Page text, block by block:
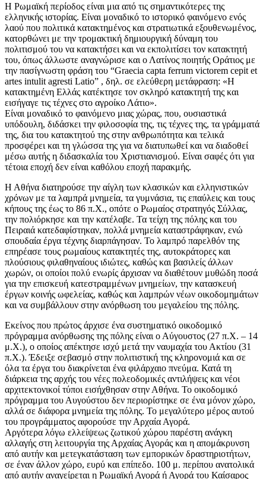
Η Ρωμαϊκή περίοδος είναι μια από τις σημαντικότερες της
ελληνικής ιστορίας. Είναι μοναδικό το ιστορικό φαινόμενο ενός
λαού που πολιτικά κατακτημένος και στρατιωτικά εξουθενωμένος,
κατορθώνει με την τρομακτική δημιουργική δύναμη του
πολιτισμού του να κατακτήσει και να εκπολιτίσει τον κατακτητή
του, όπως άλλωστε αναγνώρισε και ο Λατίνος ποιητής Οράτιος με
την πασίγνωστη φράση του “Graecia capta ferrum victorem cepit et
artes intulit agresti Latio” , δηλ. σε ελεύθερη μετάφραση: «Η
κατακτημένη Ελλάς κατέκτησε τον σκληρό κατακτητή της και
εισήγαγε τις τέχνες στο αγροίκο Λάτιο».
Είναι μοναδικό το φαινόμενο μιας χώρας, που, ουσιαστικά
υπόδουλη, διδάσκει την φιλοσοφία της, τις τέχνες της, τα γράμματά
της, δια του κατακτητού της στην ανθρωπότητα και τελικά
προσφέρει και τη γλώσσα της για να διατυπωθεί και να διαδοθεί
μέσω αυτής η διδασκαλία του Χριστιανισμού. Είναι σαφές ότι για
τέτοια εποχή δεν είναι καθόλου εποχή παρακμής.
Η Αθήνα διατηρούσε την αίγλη των κλασικών και ελληνιστικών
χρόνων με τα λαμπρά μνημεία, τα γυμνάσια, τις επαύλεις και τους
κήπους της έως το 86 π.Χ., οπότε ο Ρωμαίος στρατηγός Σύλλας,
την πολιόρκησε και την κατέλαβε. Τα τείχη της πόλης και του
Πειραιά κατεδαφίστηκαν, πολλά μνημεία καταστράφηκαν, ενώ
σπουδαία έργα τέχνης διαρπάγησαν. Το λαμπρό παρελθόν της
επηρέασε τους ρωμαίους κατακτητές της, αυτοκράτορες και
πλούσιους φιλαθηναίους ιδιώτες, καθώς και βασιλείς άλλων
χωρών, οι οποίοι πολύ ενωρίς άρχισαν να διαθέτουν μυθώδη ποσά
για την επισκευή κατεστραμμένων μνημείων, την κατασκευή
έργων κοινής ωφελείας, καθώς και λαμπρών νέων οικοδομημάτων
και να συμβάλλουν στην ανόρθωση του μεγαλείου της πόλης.
Εκείνος που πρώτος άρχισε ένα συστηματικό οικοδομικό
πρόγραμμα ανόρθωσης της πόλης είναι ο Αύγουστος (27 π.Χ. – 14
μ.Χ.), ο οποίος απέκτησε ισχύ μετά την ναυμαχία του Ακτίου (31
π.Χ.). Έδειξε σεβασμό στην πολιτιστική της κληρονομιά και σε
όλα τα έργα του διακρίνεται ένα φιλάρχαιο πνεύμα. Κατά τη
διάρκεια της αρχής του νέες πολεοδομικές αντιλήψεις και νέοι
αρχιτεκτονικοί τύποι εισήχθησαν στην Αθήνα. Το οικοδομικό
πρόγραμμα του Αυγούστου δεν περιορίστηκε σε ένα μόνον χώρο,
αλλά σε διάφορα μνημεία της πόλης. Το μεγαλύτερο μέρος αυτού
του προγράμματος αφορούσε την Αρχαία Αγορά.
Αργότερα λόγω ελλείψεως ζωτικού χώρου παρέστη ανάγκη
αλλαγής στη λειτουργία της Αρχαίας Αγοράς και η απομάκρυνση
από αυτήν και μετεγκατάσταση των εμπορικών δραστηριοτήτων,
σε έναν άλλον χώρο, ευρύ και επίπεδο. 100 μ. περίπου ανατολικά
από αυτήν αναγείρεται η Ρωμαϊκή Αγορά ή Αγορά του Καίσαρος